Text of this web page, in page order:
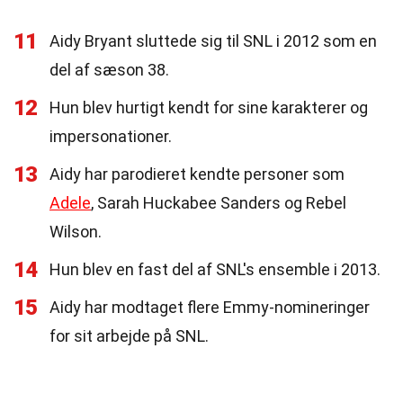
11
Aidy Bryant sluttede sig til SNL i 2012 som en
del af sæson 38.
12
Hun blev hurtigt kendt for sine karakterer og
impersonationer.
13
Aidy har parodieret kendte personer som
Adele, Sarah Huckabee Sanders og Rebel
Wilson.
14 Hun blev en fast del af SNL's ensemble i 2013.
15
Aidy har modtaget flere Emmy-nomineringer
for sit arbejde på SNL.